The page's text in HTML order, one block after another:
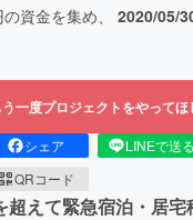
の資金を集め、 2020/05/
う一度プロジェクトをやってほ
シェア LINEで送る
QRコード
超えて緊急宿泊・居宅